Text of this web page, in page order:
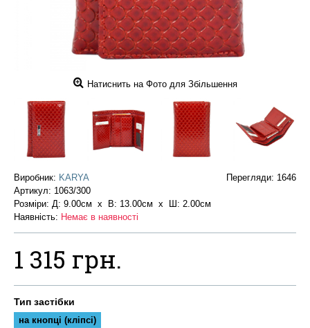
Натиснить на Фото для Збільшення
Перегляди: 1646
Виробник: KARYA
Артикул: 1063/300
Розміри: Д: 9.00см х В: 13.00см x Ш: 2.00см
Наявність: Немає в наявності
1 315 грн.
Тип застібки
на кнопці (кліпсі)